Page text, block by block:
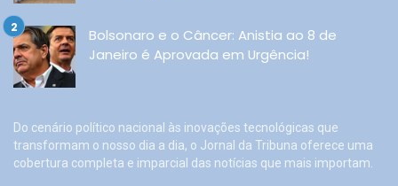
Bolsonaro e o Câncer: Anistia ao 8 de
Janeiro é Aprovada em Urgência!
Do cenário político nacional às inovações tecnológicas que
transformam o nosso dia a dia, o Jornal da Tribuna oferece uma
cobertura completa e imparcial das notícias que mais importam.